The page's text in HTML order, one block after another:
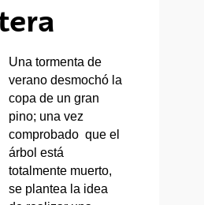
Una tormenta de
verano desmochó la
copa de un gran
pino; una vez
comprobado que el
árbol está
totalmente muerto,
se plantea la idea